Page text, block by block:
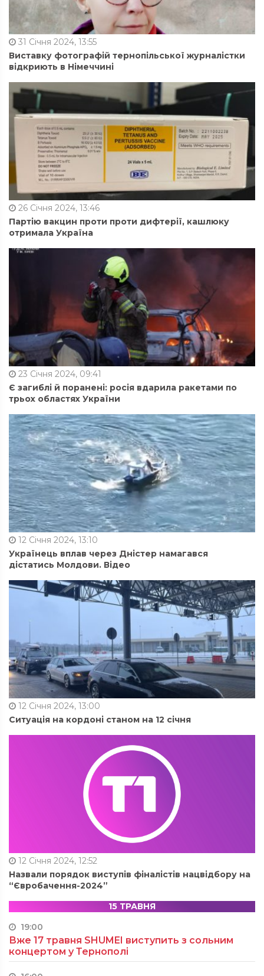
31 Січня 2024, 13:55
Виставку фотографій тернопільської журналістки
відкриють в Німеччині
26 Січня 2024, 13:46
Партію вакцин проти проти дифтерії, кашлюку
отримала Україна
23 Січня 2024, 09:41
Є загиблі й поранені: росія вдарила ракетами по
трьох областях України
12 Січня 2024, 13:10
Українець вплав через Дністер намагався
дістатись Молдови. Відео
12 Січня 2024, 13:00
Ситуація на кордоні станом на 12 січня
12 Січня 2024, 12:52
Назвали порядок виступів фіналістів нацвідбору на
“Євробачення-2024”
15 ТРАВНЯ
19:00
Вже 17 травня SHUMEI виступить з сольним
концертом у Тернополі